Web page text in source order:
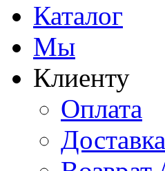
Каталог
Мы
Клиенту
Оплата
Доставка